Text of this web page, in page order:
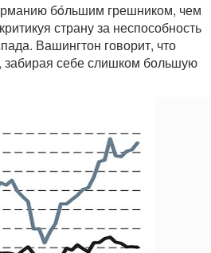
бóльшим грешником, чем
страну за неспособность
Вашингтон говорит, что
забирая себе слишком большую